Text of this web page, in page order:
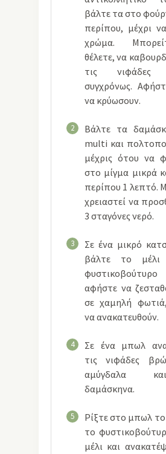
βάλτε τα στο
περίπου, μέχρι
χρώμα.
θέλετε, να
τις νιφάδες
συγχρόνως.
να κρύωσουν.
2
Βάλτε τα
multi και
μέχρις ότου να
στο μίγμα μικρά
περίπου 1 λεπτό.
χρειαστεί να
3 σταγόνες νερό.
3
Σε ένα μικρό
βάλτε το
αφήστε να
σε χαμηλή
να ανακατευθούν.
4
Σε ένα μπωλ
τις νιφάδες
αμύγδαλα
δαμάσκηνα.
5
Ρίξτε στο μπωλ
το
μέλι και